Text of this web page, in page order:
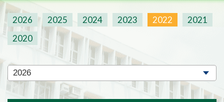
2026 2025 2024 2023 2022
2021
2020